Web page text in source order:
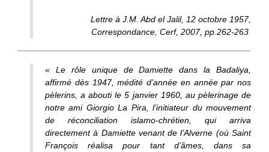
Lettre à J.M. Abd el Jalil, 12 octobre 1957,
Correspondance, Cerf, 2007, pp.262-263
« Le rôle unique de Damiette dans la Badaliya,
affirmé dès 1947, médité d’année en année par nos
pèlerins, a abouti le 5 janvier 1960, au pèlerinage de
notre ami Giorgio La Pira, l’initiateur du mouvement
de réconciliation islamo-chrétien, qui arriva
directement à Damiette venant de l’Alverne (où Saint
François réalisa pour tant d’âmes, dans sa